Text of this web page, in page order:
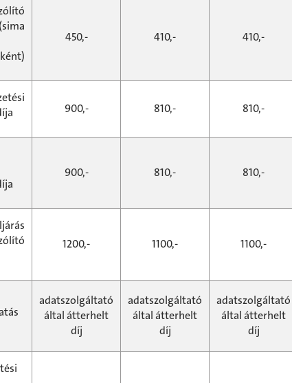
450,- 410,- 410,-
900,- 810,- 810,-
900,- 810,- 810,-
1200,- 1100,- 1100,-
adatszolgáltató
által átterhelt
díj
adatszolgáltató
által átterhelt
díj
adatszolgáltató
által átterhelt
díj